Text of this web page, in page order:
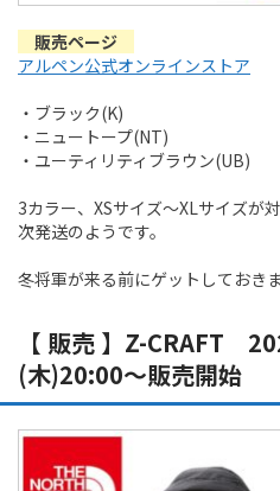
販売ページ
アルペン公式オンラインストア
・ブラック(K)
・ニュートープ(NT)
・ユーティリティブラウン(UB)
3カラー、XSサイズ～XLサイズが
次発送のようです。
冬将軍が来る前にゲットしておき
【 販売 】Z-CRAFT
(木)20:00～販売開始